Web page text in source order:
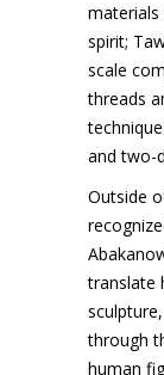
materials
spirit;
scale
threads
and two-
Outside
translate
through
human